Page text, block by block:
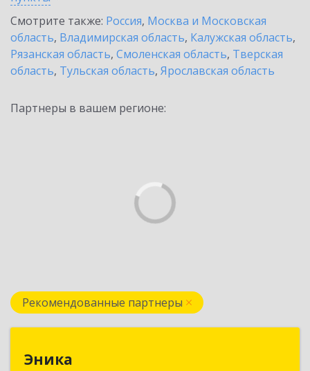
Смотрите также: Россия, Москва и Московская
область, Владимирская область, Калужская область,
Рязанская область, Смоленская область, Тверская
область, Тульская область, Ярославская область
Партнеры в вашем регионе:
Рекомендованные партнеры
Эника